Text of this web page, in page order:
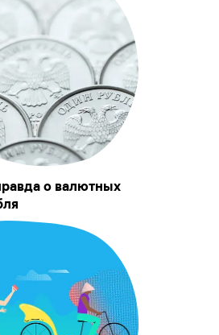
о валютных